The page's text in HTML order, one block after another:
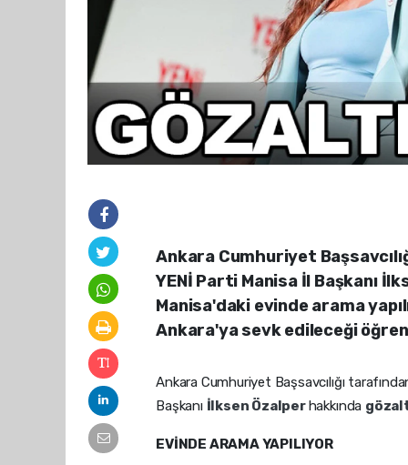
Ankara Cumhuriyet
YENİ Parti Manisa İl Başkanı
Manisa'daki evinde arama
Ankara'ya sevk edileceği
Ankara Cumhuriyet Başsavcılığı
Başkanı İlksen Özalperhakkında
EVİNDE ARAMA YAPILIYOR